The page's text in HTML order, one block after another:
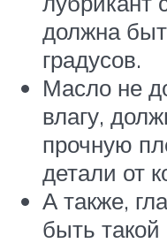
должна
градусов.
Масло не
влагу,
прочную
детали от
А также,
быть такой